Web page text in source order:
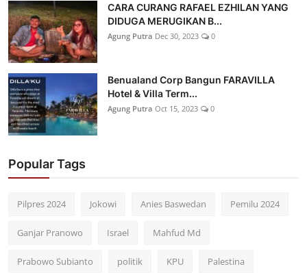
CARA CURANG RAFAEL EZHILAN YANG
DIDUGA MERUGIKAN B...
Agung Putra Dec 30, 2023 0
Benualand Corp Bangun FARAVILLA
Hotel & Villa Term...
Agung Putra Oct 15, 2023 0
Popular Tags
Pilpres 2024 Jokowi Anies Baswedan Pemilu 2024
Ganjar Pranowo Israel Mahfud Md
Prabowo Subianto politik KPU Palestina